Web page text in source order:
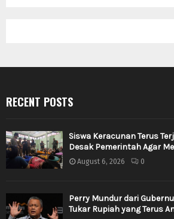
RECENT POSTS
Siswa Keracunan Terus
Desak Pemerintah Agar
August 6, 2026 0
Perry Mundur dari
Tukar Rupiah yang Terus